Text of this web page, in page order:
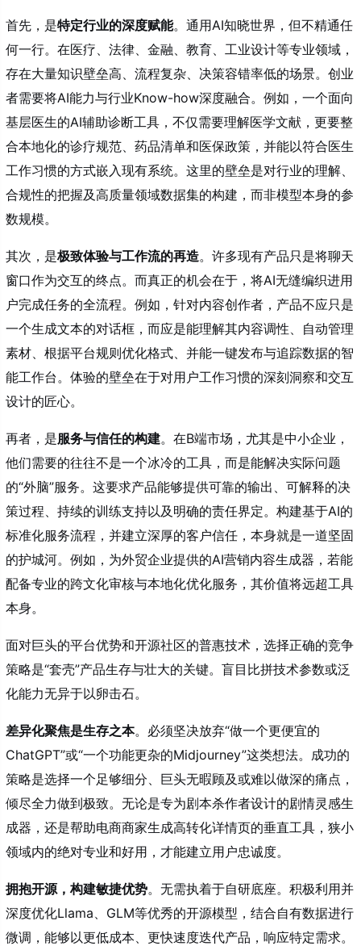
首先，是特定行业的深度赋能。通用AI知晓世界，但不精通任
何一行。在医疗、法律、金融、教育、工业设计等专业领域，
存在大量知识壁垒高、流程复杂、决策容错率低的场景。创业
者需要将AI能力与行业Know-how深度融合。例如，一个面向
基层医生的AI辅助诊断工具，不仅需要理解医学文献，更要整
合本地化的诊疗规范、药品清单和医保政策，并能以符合医生
工作习惯的方式嵌入现有系统。这里的壁垒是对行业的理解、
合规性的把握及高质量领域数据集的构建，而非模型本身的参
数规模。
其次，是极致体验与工作流的再造。许多现有产品只是将聊天
窗口作为交互的终点。而真正的机会在于，将AI无缝编织进用
户完成任务的全流程。例如，针对内容创作者，产品不应只是
一个生成文本的对话框，而应是能理解其内容调性、自动管理
素材、根据平台规则优化格式、并能一键发布与追踪数据的智
能工作台。体验的壁垒在于对用户工作习惯的深刻洞察和交互
设计的匠心。
再者，是服务与信任的构建。在B端市场，尤其是中小企业，
他们需要的往往不是一个冰冷的工具，而是能解决实际问题
的“外脑”服务。这要求产品能够提供可靠的输出、可解释的决
策过程、持续的训练支持以及明确的责任界定。构建基于AI的
标准化服务流程，并建立深厚的客户信任，本身就是一道坚固
的护城河。例如，为外贸企业提供的AI营销内容生成器，若能
配备专业的跨文化审核与本地化优化服务，其价值将远超工具
本身。
面对巨头的平台优势和开源社区的普惠技术，选择正确的竞争
策略是“套壳”产品生存与壮大的关键。盲目比拼技术参数或泛
化能力无异于以卵击石。
差异化聚焦是生存之本。必须坚决放弃“做一个更便宜的
ChatGPT”或“一个功能更杂的Midjourney”这类想法。成功的
策略是选择一个足够细分、巨头无暇顾及或难以做深的痛点，
倾尽全力做到极致。无论是专为剧本杀作者设计的剧情灵感生
成器，还是帮助电商商家生成高转化详情页的垂直工具，狭小
领域内的绝对专业和好用，才能建立用户忠诚度。
拥抱开源，构建敏捷优势。无需执着于自研底座。积极利用并
深度优化Llama、GLM等优秀的开源模型，结合自有数据进行
微调，能够以更低成本、更快速度迭代产品，响应特定需求。